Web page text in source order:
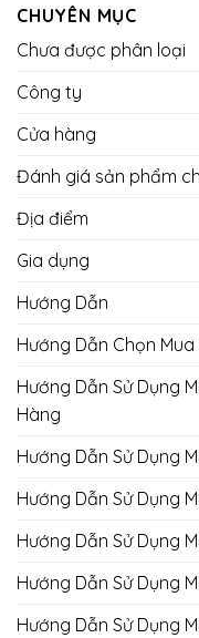
CHUYÊN MỤC
Chưa được phân loại
Công ty
Cửa hàng
Đánh giá sản phẩm
Địa điểm
Gia dụng
Hướng Dẫn
Hướng Dẫn Chọn Mua
Hướng Dẫn Sử Dụng
Hàng
Hướng Dẫn Sử Dụng
Hướng Dẫn Sử Dụng
Hướng Dẫn Sử Dụng
Hướng Dẫn Sử Dụng
Hướng Dẫn Sử Dụng